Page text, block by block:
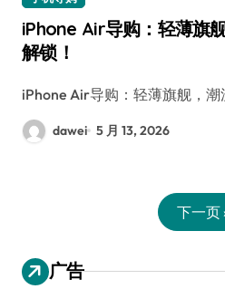
iPhone Air导购：轻薄旗
解锁！
iPhone Air导购：轻薄旗舰，
dawei 5 月 13, 2026
下一页
广告